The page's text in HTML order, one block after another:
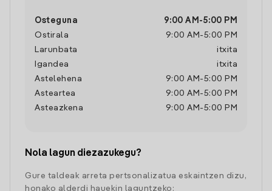
Osteguna 9:00 AM -5:00 PM
Ostirala
9:00 AM -5:00 PM
Larunbata
itxita
Igandea
itxita
Astelehena
9:00 AM -5:00 PM
Asteartea
9:00 AM -5:00 PM
Asteazkena
9:00 AM -5:00 PM
Nola lagun diezazukegu?
Gure taldeak arreta pertsonalizatua eskaintzen dizu,
honako alderdi hauekin laguntzeko: